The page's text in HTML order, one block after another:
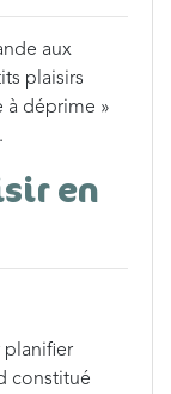
aux
plaisirs
à déprime »
en
planifier
constitué